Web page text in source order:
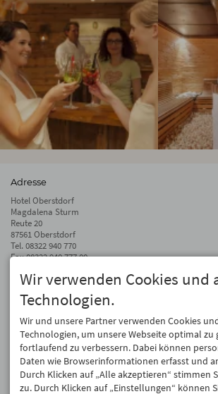
Adresse
Hotel Oberstdorf
Magdalena Sturm
Reute 20
87561 Oberstdorf
Tel. 08322 940 770
Fax 08322 940 777 00
info@hotel-oberstdorf.de
Auf dem Laufenden bleiben
Wir geben Ihre E-Mail-Adresse nicht weiter. Wir mögen
Versprochen! Eine Abmeldung ist jederzeit möglich.
Anmelden
Wir verwenden Cookies und
Technologien.
Wir und unsere Partner verwenden Cookies
Technologien, um unsere Webseite optimal zu
fortlaufend zu verbessern. Dabei können
Daten wie Browserinformationen erfasst und
Durch Klicken auf „Alle akzeptieren“ stimmen
zu. Durch Klicken auf „Einstellungen“ können